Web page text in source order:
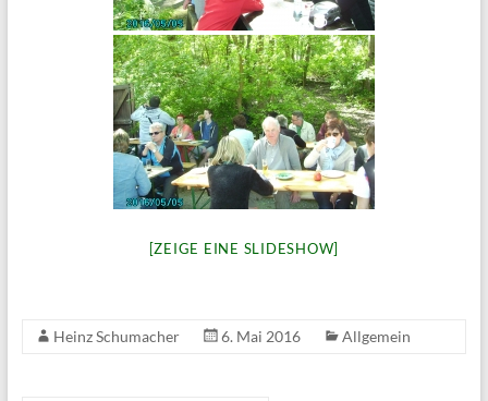
[ZEIGE EINE SLIDESHOW]
Heinz Schumacher 6. Mai 2016 Allgemein